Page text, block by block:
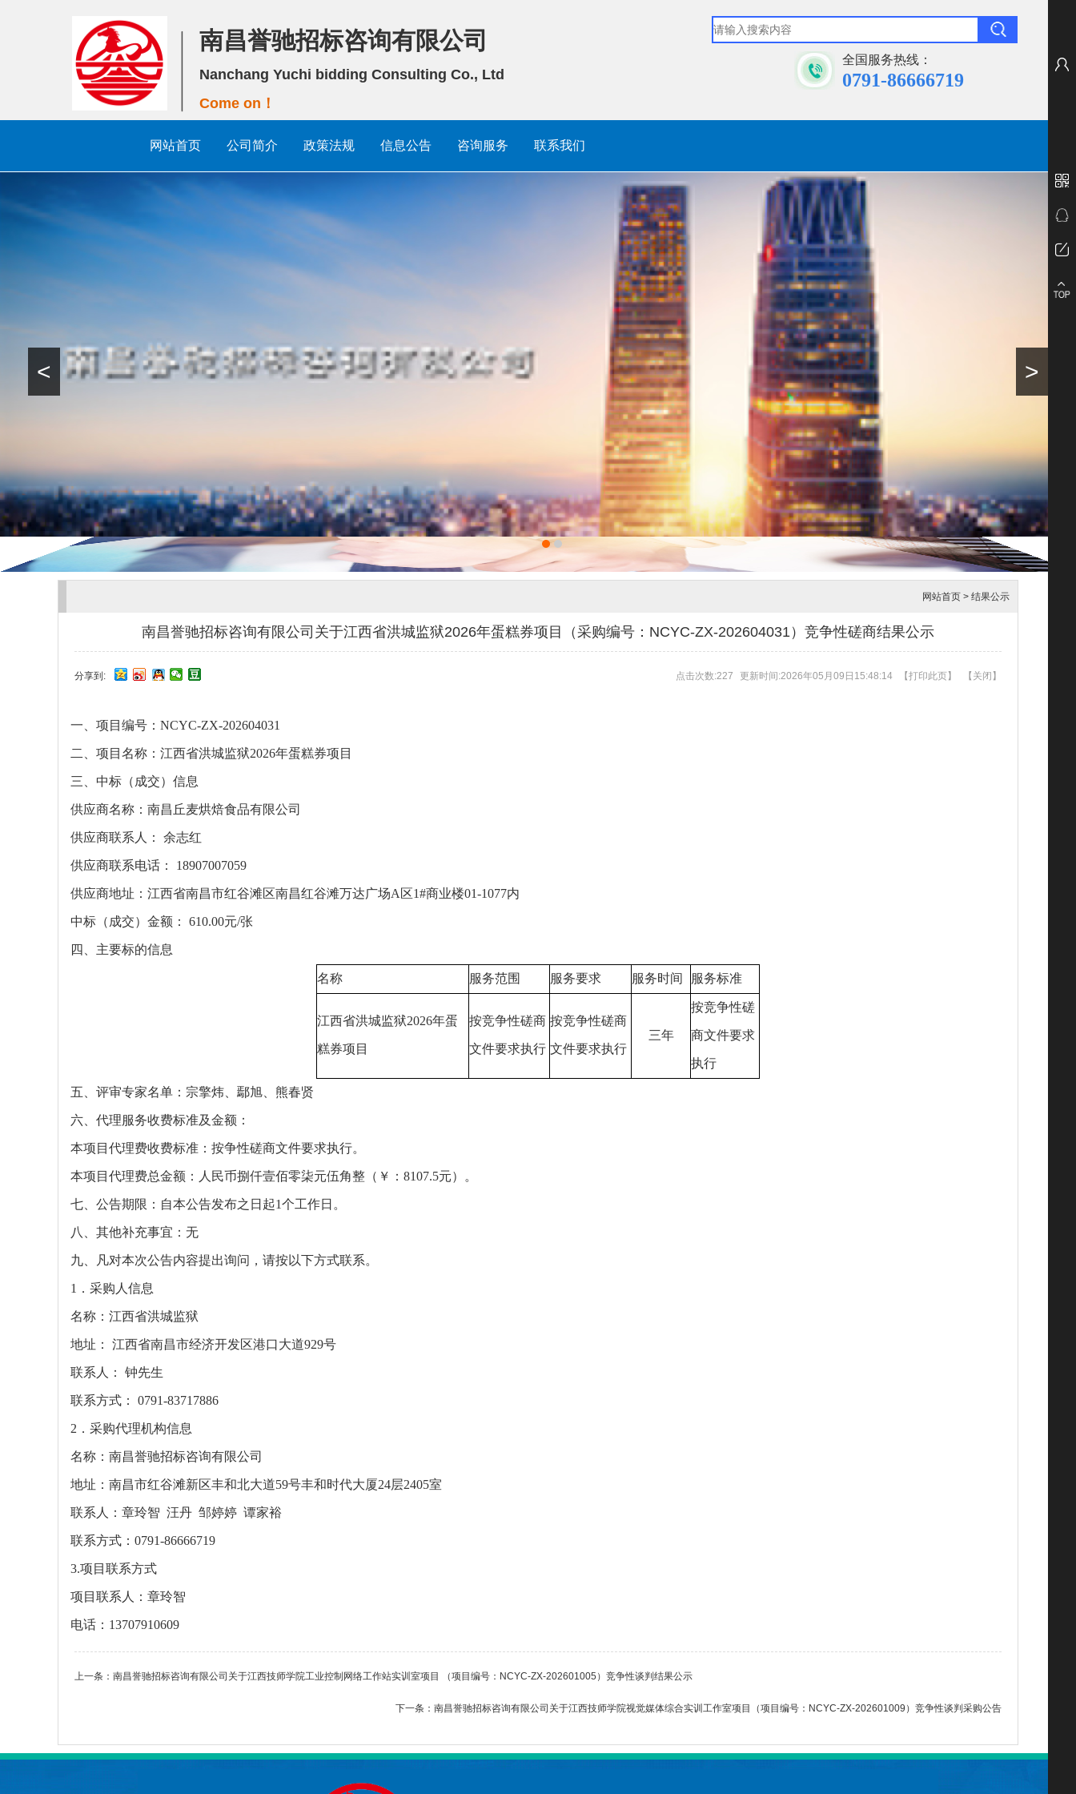
南昌誉驰招标咨询有限公司
全国服务热线：
0791-86666719
Nanchang Yuchi bidding Consulting Co., Ltd
Come on！
网站首页 公司简介 政策法规 信息公告 咨询服务 联系我们
< >
网站首页 > 结果公示
南昌誉驰招标咨询有限公司关于江西省洪城监狱2026年蛋糕券项目（采购编号：NCYC-ZX-202604031）竞争性磋商结果公示
分享到: 点击次数:227 更新时间:2026年05月09日15:48:14 【打印此页】 【 关闭 】
一、项目编号： NCYC-ZX-202604031
二、项目名称： 江西省洪城监狱2026年蛋糕券项目
三、中标（成交）信息
供应商名称：南昌丘麦烘焙食品有限公司
供应商联系人： 余志红
供应商联系电话： 18907007059
供应商地址： 江西省南昌市红谷滩区南昌红谷滩万达广场A区1#商业楼01-1077内
中标（成交） 金额 ： 610.00元/张
四、主要标的信息
名称 服务范围 服务要求 服务时间 服务标准
江西省洪城监狱2026年蛋
糕券项目
按竞争性磋商
文件要求执行
按竞争性磋商
文件要求执行
三年
按竞争性磋
商文件要求
执行
五、评审专家名单： 宗擎炜、鄢旭、熊春贤
六、代理服务收费标准及金额：
本项目代理费收费标准：按争性磋商文件要求执行。
本项目代理费总金额： 人民币捌仟壹佰零柒元伍角整（￥： 8107.5元）。
七、公告期限： 自本公告发布之日起1个工作日。
八、其他补充事宜： 无
九、凡对本次公告内容提出询问，请按以下方式联系。
1．采购人信息
名称：江西省洪城监狱
地址： 江西省南昌市经济开发区港口大道929号
联系人： 钟先生
联系方式： 0791-83717886
2．采购代理机构信息
名称：南昌誉驰招标咨询有限公司
地址：南昌市红谷滩新区丰和北大道59号丰和时代大厦24层2405室
联系人：章玲智 汪丹 邹婷婷 谭家裕
联系方式： 0791-86666719
3.项目联系方式
项目联系人：章玲智
电话： 13707910609
上一条： 南昌誉驰招标咨询有限公司关于江西技师学院工业控制网络工作站实训室项目 （项目编号：NCYC-ZX-202601005）竞争性谈判结果公示
下一条： 南昌誉驰招标咨询有限公司关于江西技师学院视觉媒体综合实训工作室项目（项目编号：NCYC-ZX-202601009）竞争性谈判采购公告